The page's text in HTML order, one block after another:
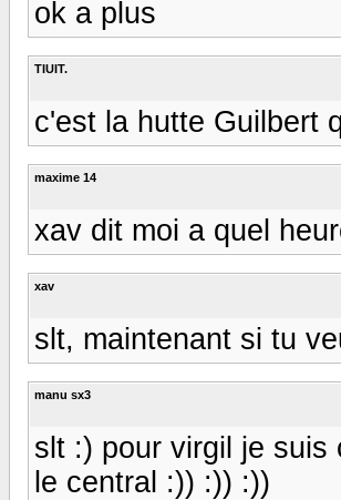
ok a plus
TIUIT.
c'est la hutte Guilbert
maxime 14
xav dit moi a quel
xav
slt, maintenant si tu
manu sx3
slt :) pour virgil je suis
le central :)) :)) :))